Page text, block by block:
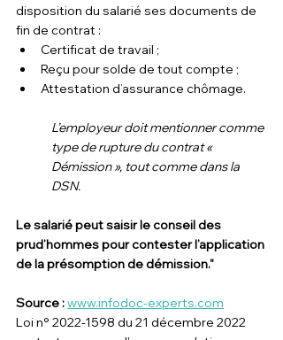
disposition du salarié ses documents de
fin de contrat :
Certificat de travail ;
Reçu pour solde de tout compte ;
Attestation d’assurance chômage.
L’employeur doit mentionner comme
type de rupture du contrat «
Démission », tout comme dans la
DSN.
Le salarié peut saisir le conseil des
prud’hommes pour contester l’application
de la présomption de démission."
Source : www.infodoc-experts.com
Loi n° 2022-1598 du 21 décembre 2022